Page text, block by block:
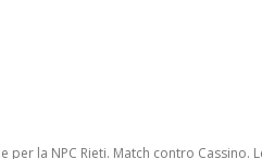
per la NPC Rieti. Match contro Cassino.